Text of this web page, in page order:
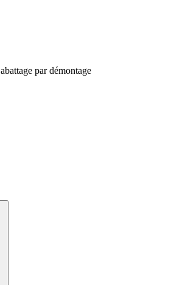
par démontage